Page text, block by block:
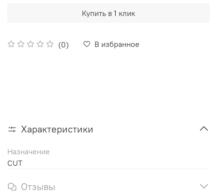
(0) В избранное
Купить в 1 клик
Характеристики
Назначение
CUT
Отзывы